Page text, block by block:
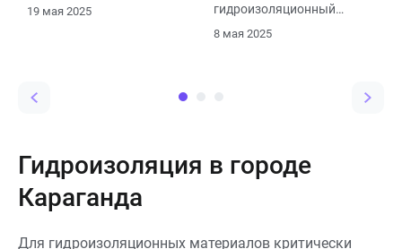
используемый в
доступной ценой. Ниже —
маркировка рубероида.
19 мая 2025
гидроизоляционный
нанесения на поверхность
8 мая 2025
Гидроизоляция в городе
Караганда
Для гидроизоляционных материалов критически